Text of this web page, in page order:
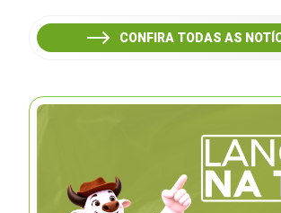
CONFIRA TODAS AS